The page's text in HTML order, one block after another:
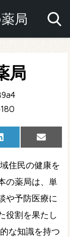
局
Share
on
LinkedIn
Share
on
Email
住民の健康を
の薬局は、単
や予防医療に
役割を果たし
な知識を持つ